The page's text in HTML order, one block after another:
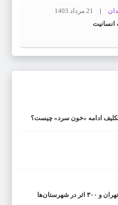
21 مرداد 1403
انسانیت
تکلیف ادامه «خون سرد» چیست؟